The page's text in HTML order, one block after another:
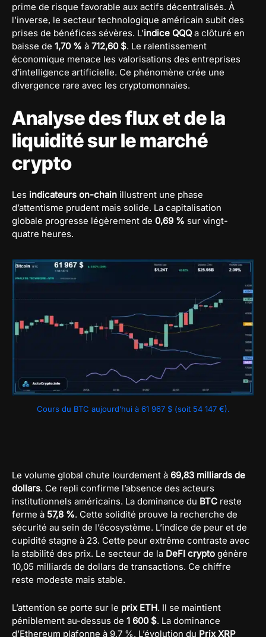
prime de risque favorable aux actifs décentralisés. À
l’inverse, le secteur technologique américain subit des
prises de bénéfices sévères. L’indice QQQa clôturé en
baisse de 1,70 % à 712,60 $. Le ralentissement
économique menace les valorisations des entreprises
d’intelligence artificielle. Ce phénomène crée une
divergence rare avec les cryptomonnaies.
Analyse des flux et de la
liquidité sur le marché
crypto
Les indicateurs on-chain illustrent une phase
d’attentisme prudent mais solide. La capitalisation
globale progresse légèrement de 0,69 % sur vingt-
quatre heures.
Cours du BTC aujourd’hui à 61 967 $ (soit 54 147 €).
Le volume global chute lourdement à 69,83 milliards de
dollars. Ce repli confirme l’absence des acteurs
institutionnels américains. La dominance du BTC reste
ferme à 57,8 %. Cette solidité prouve la recherche de
sécurité au sein de l’écosystème. L’indice de peur et de
cupidité stagne à 23. Cette peur extrême contraste avec
la stabilité des prix. Le secteur de la DeFI crypto génère
10,05 milliards de dollars de transactions. Ce chiffre
reste modeste mais stable.
L’attention se porte sur le prix ETH. Il se maintient
péniblement au-dessus de 1 600 $. La dominance
d’Ethereum plafonne à 9,7 %. L’évolution du Prix XRP